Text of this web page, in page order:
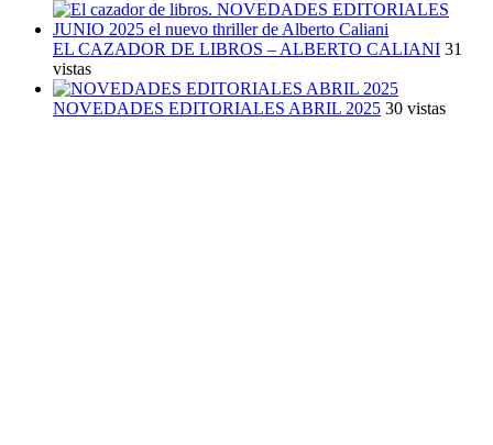
EL CAZADOR DE LIBROS – ALBERTO CALIANI 31
vistas
NOVEDADES EDITORIALES ABRIL 2025 30 vistas